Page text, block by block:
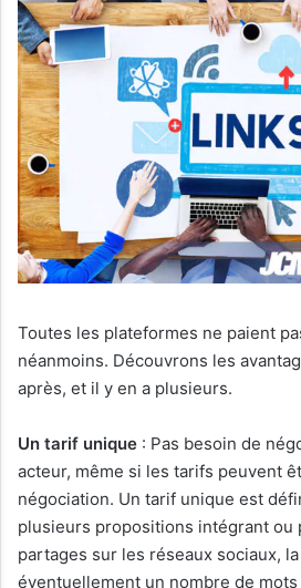
Toutes les plateformes ne paient
néanmoins. Découvrons les
après, et il y en a plusieurs.
Un tarif unique : Pas besoin de
acteur, même si les tarifs peuvent
négociation. Un tarif unique est
plusieurs propositions intégrant ou
partages sur les réseaux sociaux,
éventuellement un nombre de